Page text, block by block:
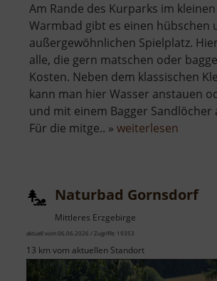
Am Rande des Kurparks im
Warmbad gibt es einen hübschen
außergewöhnlichen Spielplatz.
alle, die gern matschen oder
Kosten. Neben dem klassischen
kann man hier Wasser anstauen
und mit einem Bagger Sandlöcher
Für die mitge.. » weiterlesen
Naturbad Gornsdorf
Mittleres Erzgebirge
aktuell vom 06.06.2026 / Zugriffe: 19353
13 km vom aktuellen Standort